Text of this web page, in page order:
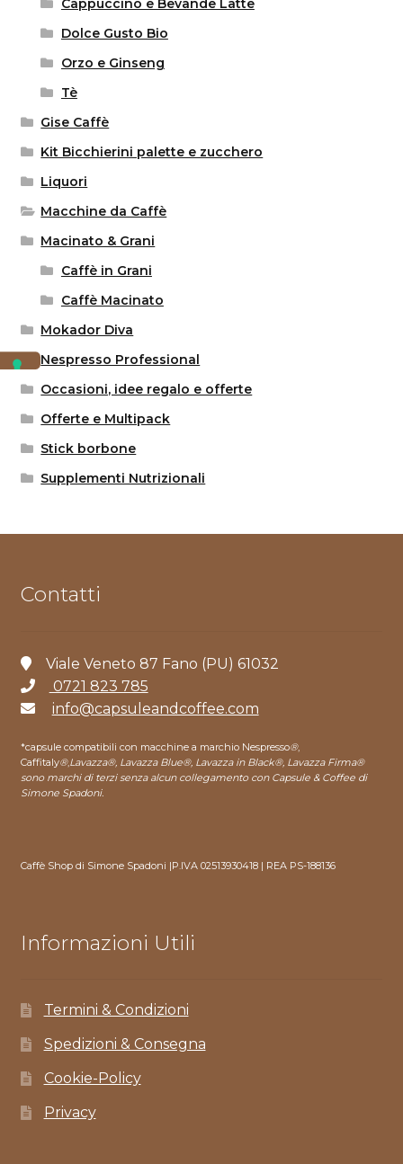
Cappuccino e Bevande Latte
Dolce Gusto Bio
Orzo e Ginseng
Tè
Gise Caffè
Kit Bicchierini palette e zucchero
Liquori
Macchine da Caffè
Macinato & Grani
Caffè in Grani
Caffè Macinato
Mokador Diva
Nespresso Professional
Occasioni, idee regalo e offerte
Offerte e Multipack
Stick borbone
Supplementi Nutrizionali
Contatti
Viale Veneto 87 Fano (PU) 61032
0721 823 785
info@capsuleandcoffee.com
*capsule compatibili con macchine a marchio Nespresso®,
Caffitaly®,Lavazza®, Lavazza Blue®, Lavazza in Black®, Lavazza Firma®
sono marchi di terzi senza alcun collegamento con Capsule & Coffee di
Simone Spadoni.
Caffè Shop di Simone Spadoni |P.IVA 02513930418 | REA PS-188136
Informazioni Utili
Termini & Condizioni
Spedizioni & Consegna
Cookie-Policy
Privacy